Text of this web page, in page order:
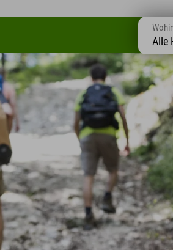
Alle